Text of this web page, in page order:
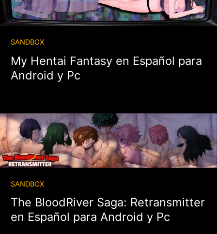
SANDBOX
My Hentai Fantasy en Español para
Android y Pc
SANDBOX
The BloodRiver Saga: Retransmitter
en Español para Android y Pc